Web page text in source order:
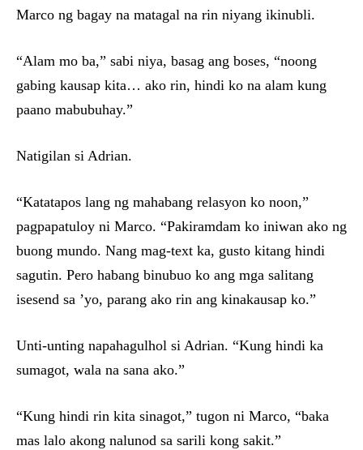
Marco ng bagay na matagal na rin niyang ikinubli.
“Alam mo ba,” sabi niya, basag ang boses, “noong
gabing kausap kita… ako rin, hindi ko na alam kung
paano mabubuhay.”
Natigilan si Adrian.
“Katatapos lang ng mahabang relasyon ko noon,”
pagpapatuloy ni Marco. “Pakiramdam ko iniwan ako ng
buong mundo. Nang mag-text ka, gusto kitang hindi
sagutin. Pero habang binubuo ko ang mga salitang
isesend sa ’yo, parang ako rin ang kinakausap ko.”
Unti-unting napahagulhol si Adrian. “Kung hindi ka
sumagot, wala na sana ako.”
“Kung hindi rin kita sinagot,” tugon ni Marco, “baka
mas lalo akong nalunod sa sarili kong sakit.”